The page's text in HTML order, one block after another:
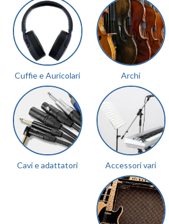
Cuffie e Auricolari Archi
Cavi e adattatori Accessori vari